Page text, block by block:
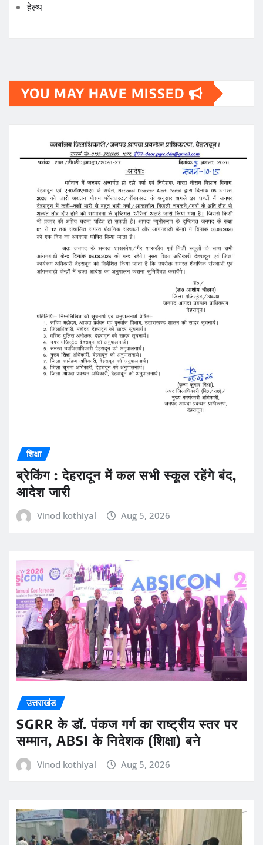
हेल्थ
YOU MAY HAVE MISSED
शिक्षा
ब्रेकिंग : देहरादून में कल सभी स्कूल रहेंगे बंद,
आदेश जारी
Vinod kothiyal Aug 5, 2026
उत्तराखंड
SGRR के डॉ. पंकज गर्ग का राष्ट्रीय स्तर पर
सम्मान, ABSI के निदेशक (शिक्षा) बने
Vinod kothiyal Aug 5, 2026